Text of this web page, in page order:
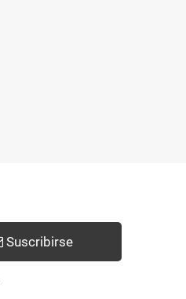
Suscribirse